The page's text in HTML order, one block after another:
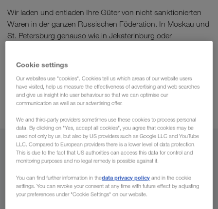
Wir laden und entladen Ihre Güter von nicht sanktionierten
Waren in der ganzen Russischen Föderation. In Moskau und
St. Petersburg genauso wie in Jekaterinburg oder
(Komplettladungen) von ganz Russland in alle Länder
Europasund retour. Sie profitieren von unserer
langjährigen Osteuropa-Erfahrung. Auf ausgewählten
Routen sind wir auch imKombinierten Verkehr
Von
Cookie settings
Our websites use "cookies". Cookies tell us which areas of our website users
have visited, help us measure the effectiveness of advertising and web searches
and give us insight into user behaviour so that we can optimise our
communication as well as our advertising offer.
We and third-party providers sometimes use these cookies to process personal
data. By clicking on "Yes, accept all cookies", you agree that cookies may be
used not only by us, but also by US providers such as Google LLC and YouTube
LLC. Compared to European providers there is a lower level of data protection.
This is due to the fact that US authorities can access this data for control and
monitoring purposes and no legal remedy is possible against it.
You can find further information in thedata privacy policy and in the cookie
settings. You can revoke your consent at any time with future effect by adjusting
your preferences under "Cookie Settings" on our website.